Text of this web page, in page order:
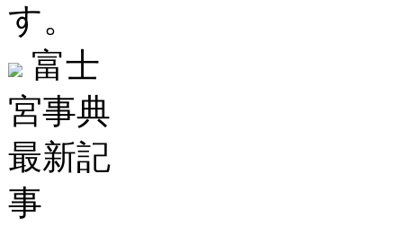
す。
富士
宮事典
最新記
事